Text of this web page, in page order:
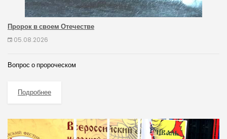
Пророк в своем Отечестве
05.08.2026
Вопрос о пророческом
Подробнее